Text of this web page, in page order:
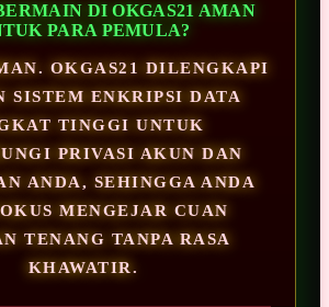
DI OKGAS21 AMAN
PARA PEMULA?
OKGAS21 DILENGKAPI
SISTEM ENKRIPSI DATA
TINGGI UNTUK
PRIVASI AKUN DAN
ANDA, SEHINGGA ANDA
MENGEJAR CUAN
TENANG TANPA RASA
KHAWATIR.